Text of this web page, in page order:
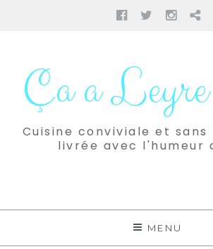
Facebook
Twitter
contenuÇa a
Cuisine conviviale et
livrée avec l'humeur
MENU